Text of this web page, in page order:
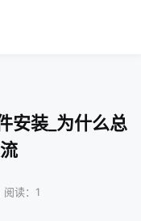
安装_为什么总
读：1